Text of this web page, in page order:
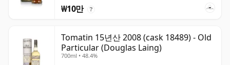
₩10만 ?
Tomatin 15년산 2008 (cask 18489) - Old
Particular (Douglas Laing)
700ml • 48.4%